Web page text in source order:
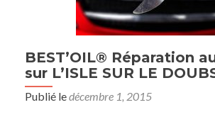
BEST’OIL® Réparation
sur L’ISLE SUR LE
Publié ledécembre 1, 2015